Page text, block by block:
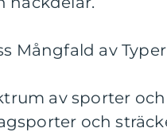
Mångfald av Typer
av sporter
och